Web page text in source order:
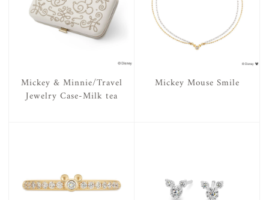
Mickey & Minnie/Travel
Jewelry Case-Milk tea
Mickey Mouse Smile